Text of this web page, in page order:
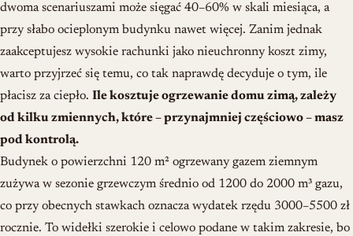
dwoma scenariuszami może sięgać 40–60% w skali miesiąca, a
przy słabo ocieplonym budynku nawet więcej. Zanim jednak
zaakceptujesz wysokie rachunki jako nieuchronny koszt zimy,
warto przyjrzeć się temu, co tak naprawdę decyduje o tym, ile
płacisz za ciepło. Ile kosztuje ogrzewanie domu zimą, zależy
od kilku zmiennych, które – przynajmniej częściowo – masz
pod kontrolą.
Budynek o powierzchni 120 m² ogrzewany gazem ziemnym
zużywa w sezonie grzewczym średnio od 1200 do 2000 m³ gazu,
co przy obecnych stawkach oznacza wydatek rzędu 3000–5500 zł
rocznie. To widełki szerokie i celowo podane w takim zakresie, bo